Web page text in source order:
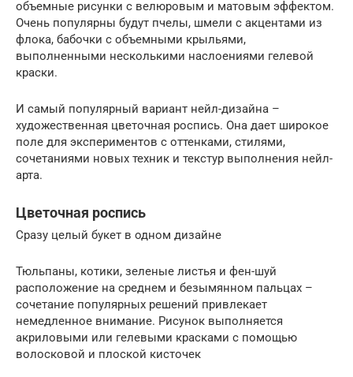
объемные рисунки с велюровым и матовым эффектом.
Очень популярны будут пчелы, шмели с акцентами из
флока, бабочки с объемными крыльями,
выполненными несколькими наслоениями гелевой
краски.
И самый популярный вариант нейл-дизайна –
художественная цветочная роспись. Она дает широкое
поле для экспериментов с оттенками, стилями,
сочетаниями новых техник и текстур выполнения нейл-
арта.
Цветочная роспись
Сразу целый букет в одном дизайне
Тюльпаны, котики, зеленые листья и фен-шуй
расположение на среднем и безымянном пальцах –
сочетание популярных решений привлекает
немедленное внимание. Рисунок выполняется
акриловыми или гелевыми красками с помощью
волосковой и плоской кисточек